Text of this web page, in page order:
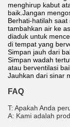
menghirup kabut
baik.Jangan
Berhati-hatilah
tambahkan air ke
diaduk untuk
di tempat yang
Simpan jauh dari
Simpan wadah
atau berventilasi
Jauhkan dari sinar
FAQ
T: Apakah Anda
A: Kami adalah